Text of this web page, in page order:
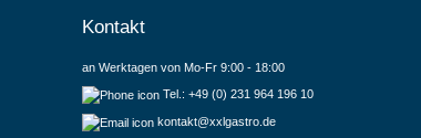
Kontakt
an Werktagen von Mo-Fr 9:00 - 18:00
Tel.: +49 (0) 231 964 196 10
kontakt@xxlgastro.de